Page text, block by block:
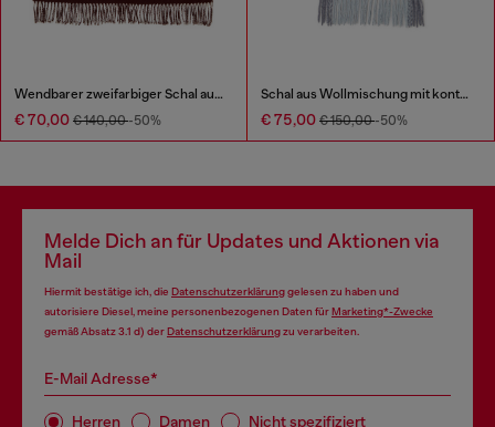
Wendbarer zweifarbiger Schal aus Wolle
€ 70,00 € 140,00-50%
Schal aus Wollmischung mit kontrastierenden Streifen
€ 75,00 € 150,00-50%
Melde Dich an für Updates und Aktionen via
Mail
Hiermit bestätige ich, die Datenschutzerklärunggelesen zu haben und
autorisiere Diesel, meine personenbezogenen Daten fürMarketing*-Zwecke
gemäß Absatz 3.1 d) derDatenschutzerklärungzu verarbeiten.
E-Mail Adresse*
Herren Damen Nicht spezifiziert